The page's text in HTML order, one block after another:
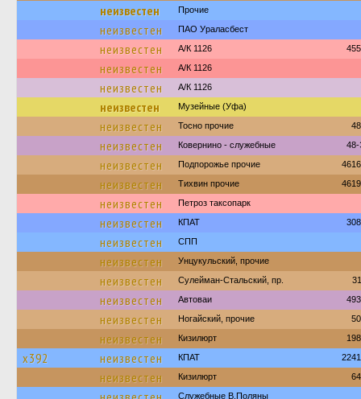
неизвестен Прочие
неизвестен ПАО Ураласбест
неизвестен А/К 1126
неизвестен А/К 1126
неизвестен А/К 1126
неизвестен Музейные (Уфа)
неизвестен Тосно прочие
неизвестен Ковернино - служебные
неизвестен Подпорожье прочие
неизвестен Тихвин прочие
неизвестен Петроз таксопарк
неизвестен КПАТ
неизвестен СПП
неизвестен Унцукульский, прочие
неизвестен Сулейман-Стальский, пр.
неизвестен Автоваи
неизвестен Ногайский, прочие
неизвестен Кизилюрт
х392 неизвестен КПАТ
неизвестен Кизилюрт
Служебные В.Поляны